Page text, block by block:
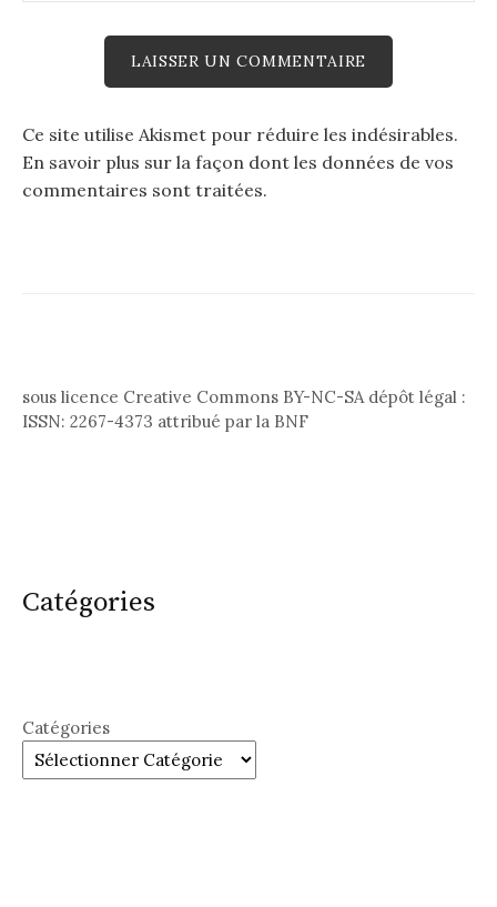
Ce site utilise Akismet pour réduire les indésirables.
En savoir plus sur la façon dont les données de vos
commentaires sont traitées.
sous licence Creative Commons BY-NC-SA dépôt légal :
ISSN: 2267-4373 attribué par la BNF
Catégories
Catégories